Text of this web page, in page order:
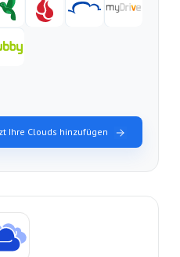
Ihre Clouds hinzufügen